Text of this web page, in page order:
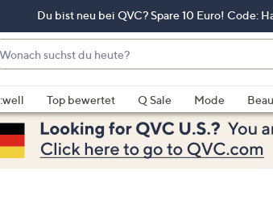
Du bist neu bei QVC? Spare 10 Euro! Code:
Top bewertet Q Sale Mode